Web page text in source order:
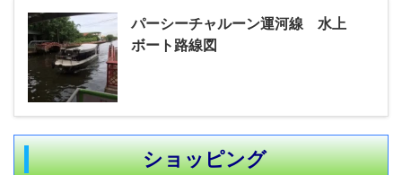
パーシーチャルーン運河線 水上
ボート路線図
ショッピング